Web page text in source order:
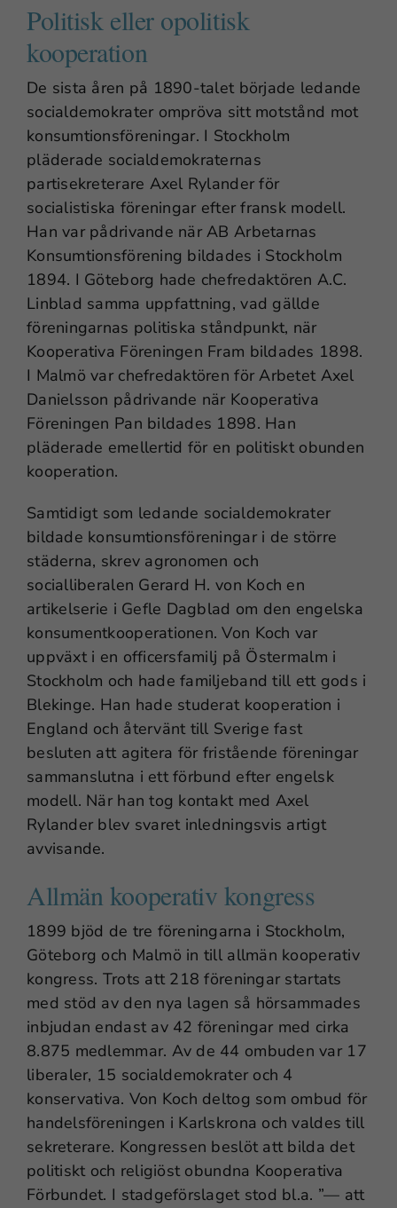
Politisk eller opolitisk
kooperation
De sista åren på 1890-talet började ledande
socialdemokrater ompröva sitt motstånd mot
konsumtionsföreningar. I Stockholm
pläderade socialdemokraternas
partisekreterare Axel Rylander för
socialistiska föreningar efter fransk modell.
Han var pådrivande när AB Arbetarnas
Konsumtionsförening bildades i Stockholm
1894. I Göteborg hade chefredaktören A.C.
Linblad samma uppfattning, vad gällde
föreningarnas politiska ståndpunkt, när
Kooperativa Föreningen Fram bildades 1898.
I Malmö var chefredaktören för Arbetet Axel
Danielsson pådrivande när Kooperativa
Föreningen Pan bildades 1898. Han
pläderade emellertid för en politiskt obunden
kooperation.
Samtidigt som ledande socialdemokrater
bildade konsumtionsföreningar i de större
städerna, skrev agronomen och
socialliberalen Gerard H. von Koch en
artikelserie i Gefle Dagblad om den engelska
konsumentkooperationen. Von Koch var
uppväxt i en officersfamilj på Östermalm i
Stockholm och hade familjeband till ett gods i
Blekinge. Han hade studerat kooperation i
England och återvänt till Sverige fast
besluten att agitera för fristående föreningar
sammanslutna i ett förbund efter engelsk
modell. När han tog kontakt med Axel
Rylander blev svaret inledningsvis artigt
avvisande.
Allmän kooperativ kongress
1899 bjöd de tre föreningarna i Stockholm,
Göteborg och Malmö in till allmän kooperativ
kongress. Trots att 218 föreningar startats
med stöd av den nya lagen så hörsammades
inbjudan endast av 42 föreningar med cirka
8.875 medlemmar. Av de 44 ombuden var 17
liberaler, 15 socialdemokrater och 4
konservativa. Von Koch deltog som ombud för
handelsföreningen i Karlskrona och valdes till
sekreterare. Kongressen beslöt att bilda det
politiskt och religiöst obundna Kooperativa
Förbundet. I stadgeförslaget stod bl.a. ”— att